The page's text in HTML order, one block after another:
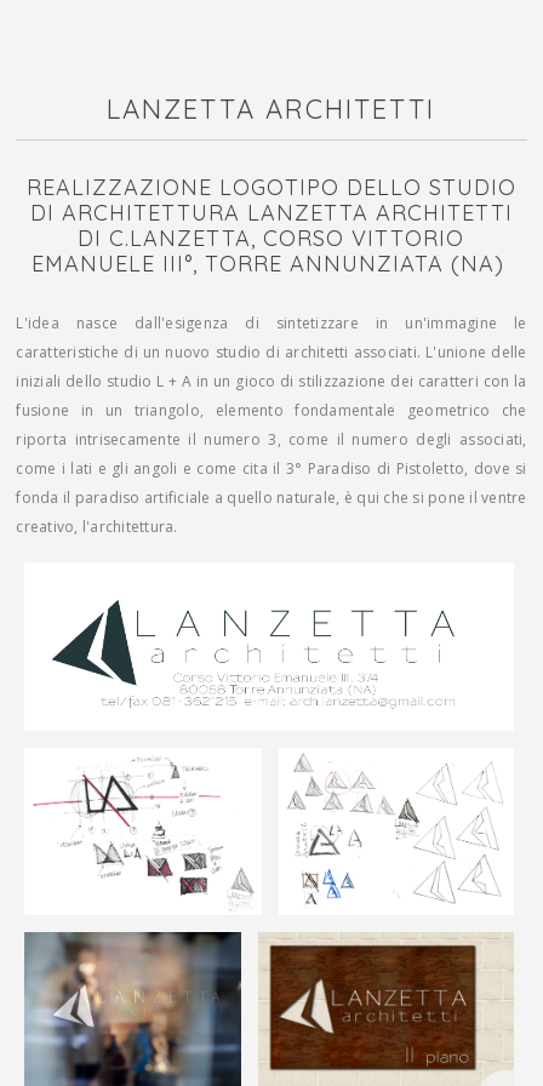
LANZETTA ARCHITETTI
REALIZZAZIONE LOGOTIPO DELLO STUDIO
DI ARCHITETTURA LANZETTA ARCHITETTI
DI C.LANZETTA, CORSO VITTORIO
EMANUELE III°, TORRE ANNUNZIATA (NA)
L'idea nasce dall'esigenza di sintetizzare in un'immagine le
caratteristiche di un nuovo studio di architetti associati. L'unione delle
iniziali dello studio L + A in un gioco di stilizzazione dei caratteri con la
fusione in un triangolo, elemento fondamentale geometrico che
riporta intrisecamente il numero 3, come il numero degli associati,
come i lati e gli angoli e come cita il 3° Paradiso di Pistoletto, dove si
fonda il paradiso artificiale a quello naturale, è qui che si pone il ventre
creativo, l'architettura.